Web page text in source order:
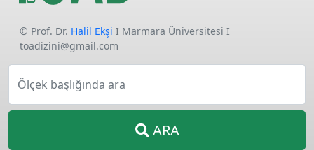
© Prof. Dr. Halil Ekşi I Marmara Üniversitesi I
toadizini@gmail.com
Ölçek başlığında ara
ARA